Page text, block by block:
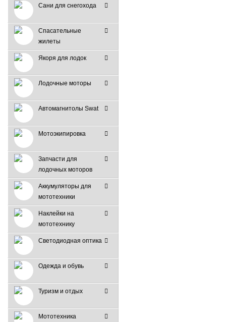
Сани для снегохода
Спасательные
жилеты
Якоря для лодок
Лодочные моторы
Автомагнитолы Swat
Мотоэкипировка
Запчасти для
лодочных моторов
Аккумуляторы для
мототехники
Наклейки на
мототехнику
Светодиодная оптика
Одежда и обувь
Туризм и отдых
Мототехника